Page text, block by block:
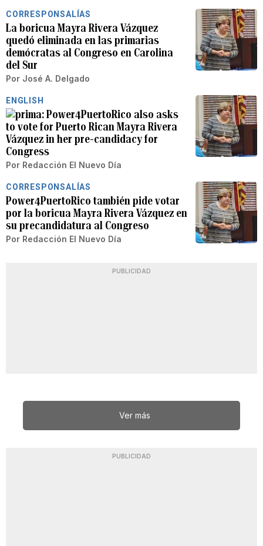
CORRESPONSALÍAS
La boricua Mayra Rivera Vázquez
quedó eliminada en las primarias
demócratas al Congreso en Carolina
del Sur
Por José A. Delgado
ENGLISH
Power4PuertoRico also asks
to vote for Puerto Rican Mayra Rivera
Vázquez in her pre-candidacy for
Congress
Por Redacción El Nuevo Día
CORRESPONSALÍAS
Power4PuertoRico también pide votar
por la boricua Mayra Rivera Vázquez en
su precandidatura al Congreso
Por Redacción El Nuevo Día
PUBLICIDAD
Ver más
PUBLICIDAD